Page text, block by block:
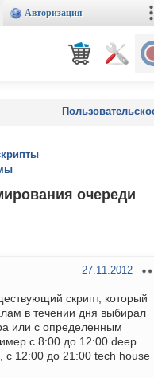
Авторизация
очереди
27.11.2012
скрипт, который
в течении дня выбирал
или с определенным
с 8:00 до 12:00 deep
c 12:00 до 21:00 tech house